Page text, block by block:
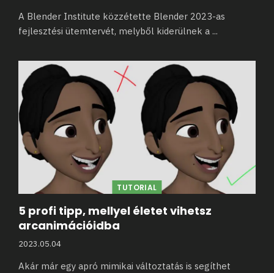
A Blender Institute közzétette Blender 2023-as
fejlesztési ütemtervét, melyből kiderülnek a ...
TUTORIAL
5 profi tipp, mellyel életet vihetsz
arcanimációidba
2023.05.04
Akár már egy apró mimikai változtatás is segíthet